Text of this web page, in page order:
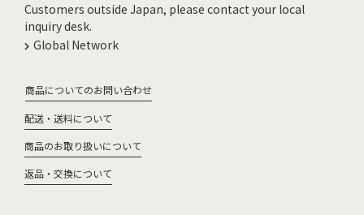
Customers outside Japan, please contact your local
inquiry desk.
Global Network
商品についてのお問い合わせ
配送・送料について
商品のお取り扱いについて
返品・交換について